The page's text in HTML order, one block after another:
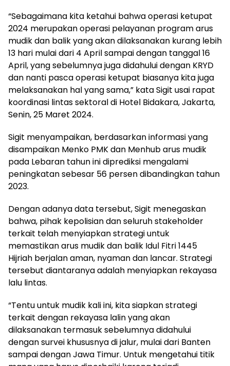
“Sebagaimana kita ketahui bahwa operasi ketupat
2024 merupakan operasi pelayanan program arus
mudik dan balik yang akan dilaksanakan kurang lebih
13 hari mulai dari 4 April sampai dengan tanggal 16
April, yang sebelumnya juga didahului dengan KRYD
dan nanti pasca operasi ketupat biasanya kita juga
melaksanakan hal yang sama,” kata Sigit usai rapat
koordinasi lintas sektoral di Hotel Bidakara, Jakarta,
Senin, 25 Maret 2024.
Sigit menyampaikan, berdasarkan informasi yang
disampaikan Menko PMK dan Menhub arus mudik
pada Lebaran tahun ini diprediksi mengalami
peningkatan sebesar 56 persen dibandingkan tahun
2023.
Dengan adanya data tersebut, Sigit menegaskan
bahwa, pihak kepolisian dan seluruh stakeholder
terkait telah menyiapkan strategi untuk
memastikan arus mudik dan balik Idul Fitri 1445
Hijriah berjalan aman, nyaman dan lancar. Strategi
tersebut diantaranya adalah menyiapkan rekayasa
lalu lintas.
“Tentu untuk mudik kali ini, kita siapkan strategi
terkait dengan rekayasa lalin yang akan
dilaksanakan termasuk sebelumnya didahului
dengan survei khususnya di jalur, mulai dari Banten
sampai dengan Jawa Timur. Untuk mengetahui titik